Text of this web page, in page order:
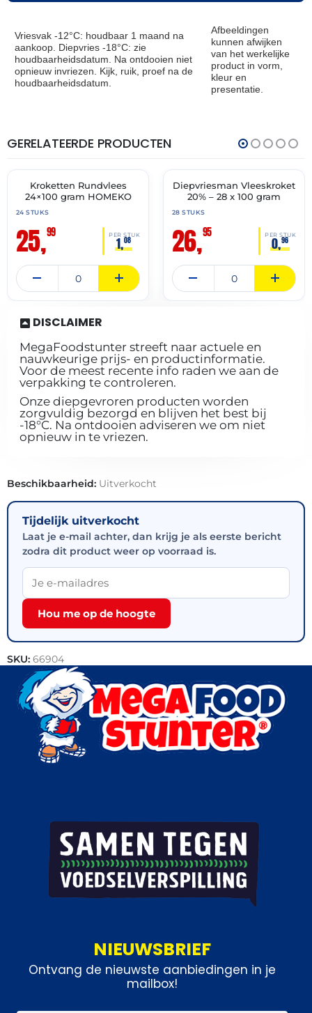
Vriesvak -12°C: houdbaar 1 maand na
aankoop. Diepvries -18°C: zie
houdbaarheidsdatum. Na ontdooien niet
opnieuw invriezen. Kijk, ruik, proef na de
houdbaarheidsdatum.
Afbeeldingen
kunnen afwijken
van het werkelijke
product in vorm,
kleur en
presentatie.
GERELATEERDE PRODUCTEN
✓ VAST ASSORTIMENT
THT:
01-
Kroketten Rundvlees
24×100 gram HOMEKO
24 STUKS
25,99 PER STUK
1,08
✓ VAST ASSORTIMENT
Diepvriesman Vleeskroket
20% – 28 x 100 gram
28 STUKS
26,95 PER STUK
0,96
DISCLAIMER
MegaFoodstunter streeft naar actuele en
nauwkeurige prijs- en productinformatie.
Voor de meest recente info raden we aan de
verpakking te controleren.
Onze diepgevroren producten worden
zorgvuldig bezorgd en blijven het best bij
-18°C. Na ontdooien adviseren we om niet
opnieuw in te vriezen.
Beschikbaarheid: Uitverkocht
Tijdelijk uitverkocht
Laat je e-mail achter, dan krijg je als eerste bericht
zodra dit product weer op voorraad is.
Hou me op de hoogte
SKU: 66904
Categorieën:Kip
NIEUWSBRIEF
Ontvang de nieuwste aanbiedingen in je
mailbox!